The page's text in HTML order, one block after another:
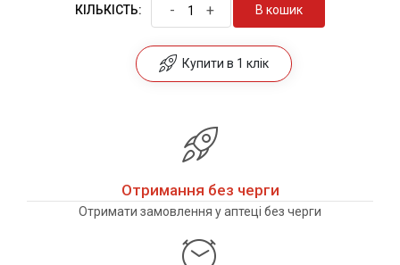
КІЛЬКІСТЬ: - + В кошик
Купити в 1 клік
Отримання без черги
Отримати замовлення у аптеці без черги